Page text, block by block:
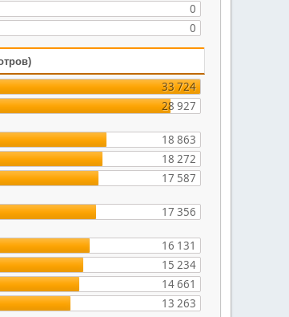
0
0
33 724
28 927
18 863
18 272
17 587
17 356
16 131
15 234
14 661
13 263